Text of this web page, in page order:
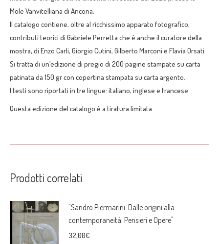
Mole Vanvitelliana di Ancona.
Il catalogo contiene, oltre al ricchissimo apparato fotografico,
contributi teorici di Gabriele Perretta che è anche il curatore della
mostra, di Enzo Carli, Giorgio Cutini, Gilberto Marconi e Flavia Orsati.
Si tratta di un’edizione di pregio di 200 pagine stampate su carta
patinata da 150 gr con copertina stampata su carta argento.
I testi sono riportati in tre lingue: italiano, inglese e francese.
Questa edizione del catalogo è a tiratura limitata.
Prodotti correlati
"Sandro Piermarini: Dalle origini alla
contemporaneità. Pensieri e Opere"
32,00€